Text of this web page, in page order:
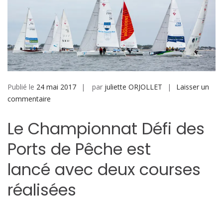
Publié le 24 mai 2017 par juliette ORJOLLET
Laisser un
commentaire
mardi
23
mai
2
courses
Le Championnat Défi des
Ports de Pêche est
lancé avec deux courses
réalisées